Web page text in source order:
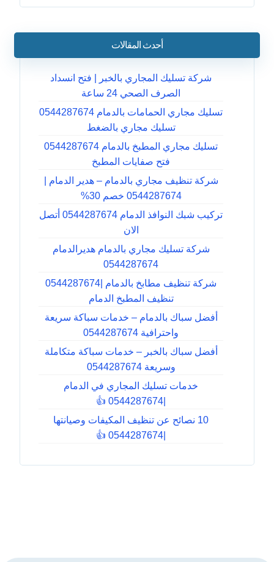
أحدث المقالات
شركة تسليك المجاري بالخبر | فتح انسداد
الصرف الصحي 24 ساعة
تسليك مجاري الحمامات بالدمام 0544287674
تسليك مجاري بالضغط
تسليك مجاري المطبخ بالدمام 0544287674
فتح صفايات المطبخ
شركة تنظيف مجاري بالدمام – هدير الدمام |
0544287674 خصم 30%
تركيب شبك النوافذ الدمام 0544287674 أتصل
الان
شركة تسليك مجاري بالدمام هديرالدمام
0544287674
شركة تنظيف مطابخ بالدمام |0544287674
تنظيف المطبخ الدمام
أفضل سباك بالدمام – خدمات سباكة سريعة
واحترافية 0544287674
أفضل سباك بالخبر – خدمات سباكة متكاملة
وسريعة 0544287674
خدمات تسليك المجاري في الدمام
10 نصائح عن تنظيف المكيفات وصيانتها